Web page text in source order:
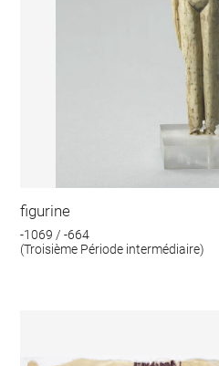
figurine
-1069 / -664
(Troisième Période intermédiaire)